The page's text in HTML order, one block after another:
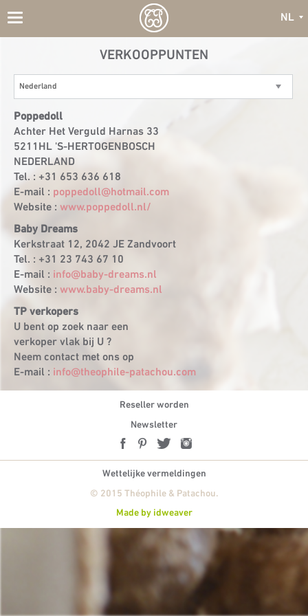
Toggle
NL
VERKOOPPUNTEN
Nederland
Poppedoll
Achter Het Verguld Harnas 33
5211HL 'S-HERTOGENBOSCH
NEDERLAND
Tel. : +31 653 636 618
E-mail : poppedoll@hotmail.com
Website : www.poppedoll.nl/
Baby Dreams
Kerkstraat 12, 2042 JE Zandvoort
Tel. : +31 23 743 67 10
E-mail : info@baby-dreams.nl
Website : www.baby-dreams.nl
TP verkopers
U bent op zoek naar een
verkoper vlak bij U ?
Neem contact met ons op
E-mail : info@theophile-patachou.com
Reseller worden
Newsletter
Wettelijke vermeldingen
© 2015 Théophile & Patachou.
Made by idweaver